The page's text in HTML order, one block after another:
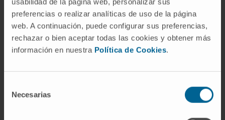
preferencias o realizar analíticas de uso de la página
web. A continuación, puede configurar sus preferencias,
rechazar o bien aceptar todas las cookies y obtener más
información en nuestra Política de Cookies.
Necesarias
CITA DEL ARTÍCULOJ Immunol. 2021 Apr
15;206(8):1932-1942. doi:
10.4049/jimmunol.1900776. Epub 2021 Mar
31.